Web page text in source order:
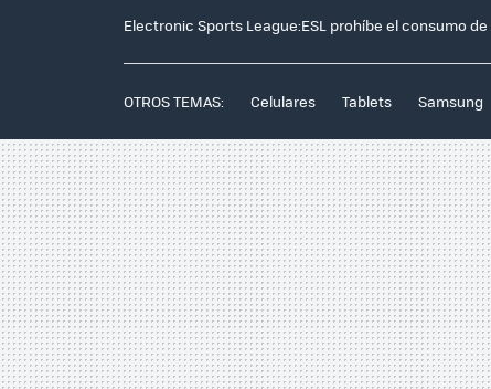
Electronic Sports League:ESL prohíbe el consumo
OTROS TEMAS: Celulares Tablets Samsung